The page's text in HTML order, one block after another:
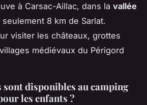
à Carsac-Aillac, dans la vallée
seulement 8 km de Sarlat.
visiter les châteaux, grottes
médiévaux du Périgord
disponibles au camping
les enfants ?